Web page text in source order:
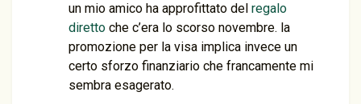
un mio amico ha approfittato del regalo
diretto che c’era lo scorso novembre. la
promozione per la visa implica invece un
certo sforzo finanziario che francamente mi
sembra esagerato.